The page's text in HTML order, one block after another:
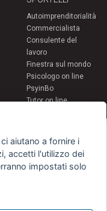
Autoimprenditorialità
Commercialista
Consulente del
lavoro
Finestra sul mondo
Psicologo on line
PsyinBo
Tutor on line
Bologna
aiutano a fornire i
accetti l'utilizzo dei
impostati solo